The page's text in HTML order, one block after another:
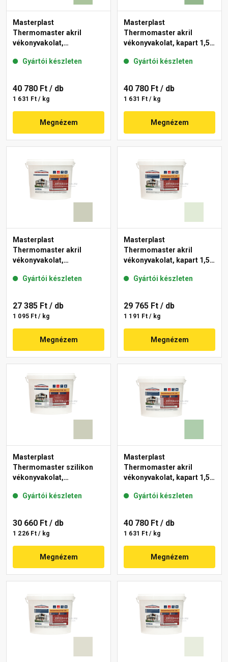
Masterplast
Thermomaster akril
vékonyvakolat,
41-C 25 kg
Gyártói készleten
40 780 Ft / db
1 631 Ft / kg
Megnézem
Masterplast
Thermomaster akril
vékonyvakolat, kapart 1,5
Gyártói készleten
40 780 Ft / db
1 631 Ft / kg
Megnézem
Masterplast
Thermomaster akril
vékonyvakolat,
42-D 25 kg
Gyártói készleten
27 385 Ft / db
1 095 Ft / kg
Megnézem
Masterplast
Thermomaster akril
vékonyvakolat, kapart 1,5
Gyártói készleten
29 765 Ft / db
1 191 Ft / kg
Megnézem
Masterplast
Thermomaster szilikon
vékonyvakolat,
42-D 25 kg
Gyártói készleten
30 660 Ft / db
1 226 Ft / kg
Megnézem
Masterplast
Thermomaster akril
vékonyvakolat, kapart 1,5
Gyártói készleten
40 780 Ft / db
1 631 Ft / kg
Megnézem